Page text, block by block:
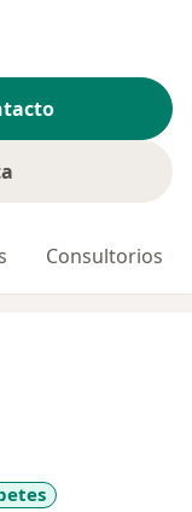
Consultorios